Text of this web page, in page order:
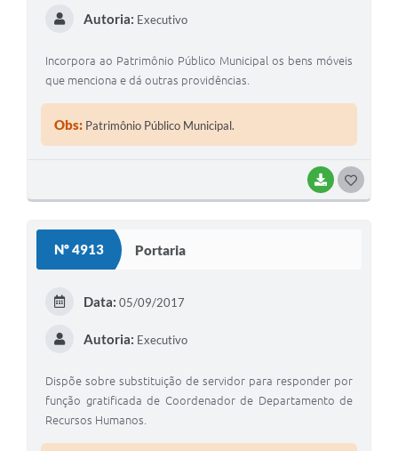
BAIXAR
Autoria: Executivo
Incorpora ao Patrimônio Público Municipal os bens móveis
que menciona e dá outras providências.
Obs: Patrimônio Público Municipal.
Nº 4913 Portaria
Data: 05/09/2017
Autoria: Executivo
Dispõe sobre substituição de servidor para responder por
função gratificada de Coordenador de Departamento de
Recursos Humanos.